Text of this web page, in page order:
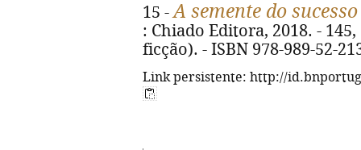
15 -A semente do sucesso
: Chiado Editora, 2018. -
ficção). - ISBN 978-989-52-
Link persistente: http://